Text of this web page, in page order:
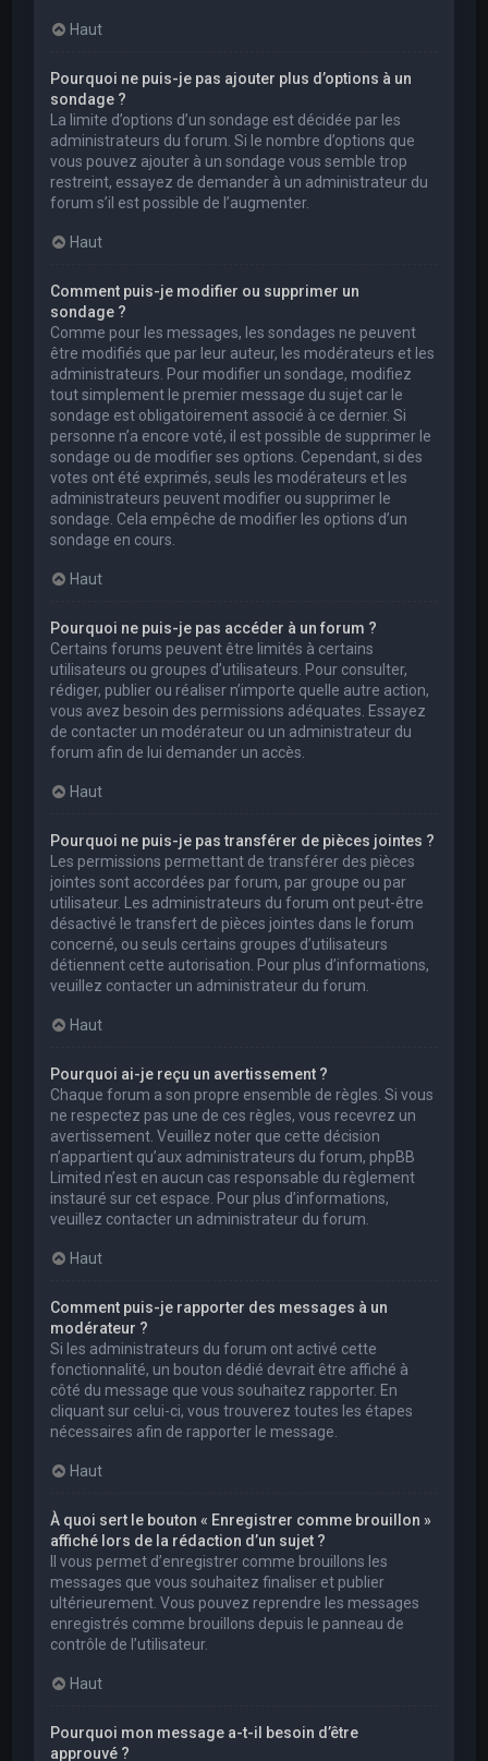
Haut
Pourquoi ne puis-je pas ajouter plus d’options à un
sondage ?
La limite d’options d’un sondage est décidée par les
administrateurs du forum. Si le nombre d’options que
vous pouvez ajouter à un sondage vous semble trop
restreint, essayez de demander à un administrateur du
forum s’il est possible de l’augmenter.
Haut
Comment puis-je modifier ou supprimer un
sondage ?
Comme pour les messages, les sondages ne peuvent
être modifiés que par leur auteur, les modérateurs et les
administrateurs. Pour modifier un sondage, modifiez
tout simplement le premier message du sujet car le
sondage est obligatoirement associé à ce dernier. Si
personne n’a encore voté, il est possible de supprimer le
sondage ou de modifier ses options. Cependant, si des
votes ont été exprimés, seuls les modérateurs et les
administrateurs peuvent modifier ou supprimer le
sondage. Cela empêche de modifier les options d’un
sondage en cours.
Haut
Pourquoi ne puis-je pas accéder à un forum ?
Certains forums peuvent être limités à certains
utilisateurs ou groupes d’utilisateurs. Pour consulter,
rédiger, publier ou réaliser n’importe quelle autre action,
vous avez besoin des permissions adéquates. Essayez
de contacter un modérateur ou un administrateur du
forum afin de lui demander un accès.
Haut
Pourquoi ne puis-je pas transférer de pièces jointes ?
Les permissions permettant de transférer des pièces
jointes sont accordées par forum, par groupe ou par
utilisateur. Les administrateurs du forum ont peut-être
désactivé le transfert de pièces jointes dans le forum
concerné, ou seuls certains groupes d’utilisateurs
détiennent cette autorisation. Pour plus d’informations,
veuillez contacter un administrateur du forum.
Haut
Pourquoi ai-je reçu un avertissement ?
Chaque forum a son propre ensemble de règles. Si vous
ne respectez pas une de ces règles, vous recevrez un
avertissement. Veuillez noter que cette décision
n’appartient qu’aux administrateurs du forum, phpBB
Limited n’est en aucun cas responsable du règlement
instauré sur cet espace. Pour plus d’informations,
veuillez contacter un administrateur du forum.
Haut
Comment puis-je rapporter des messages à un
modérateur ?
Si les administrateurs du forum ont activé cette
fonctionnalité, un bouton dédié devrait être affiché à
côté du message que vous souhaitez rapporter. En
cliquant sur celui-ci, vous trouverez toutes les étapes
nécessaires afin de rapporter le message.
Haut
À quoi sert le bouton « Enregistrer comme brouillon »
affiché lors de la rédaction d’un sujet ?
Il vous permet d’enregistrer comme brouillons les
messages que vous souhaitez finaliser et publier
ultérieurement. Vous pouvez reprendre les messages
enregistrés comme brouillons depuis le panneau de
contrôle de l’utilisateur.
Haut
Pourquoi mon message a-t-il besoin d’être
approuvé ?